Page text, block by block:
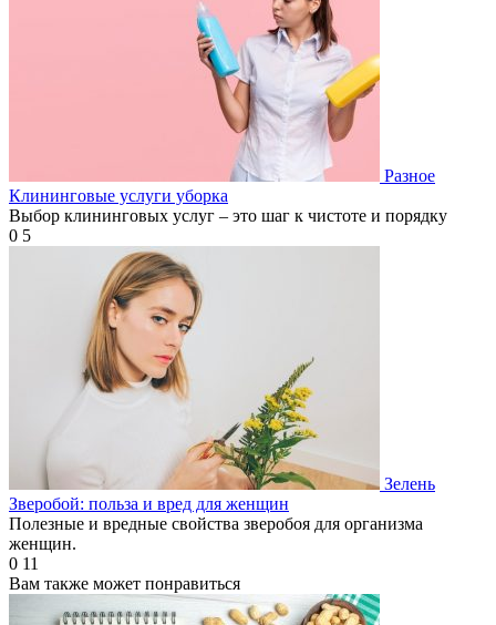
Разное
Клининговые услуги уборка
Выбор клининговых услуг – это шаг к чистоте и порядку
0 5
Зелень
Зверобой: польза и вред для женщин
Полезные и вредные свойства зверобоя для организма
женщин.
0 11
Вам также может понравиться